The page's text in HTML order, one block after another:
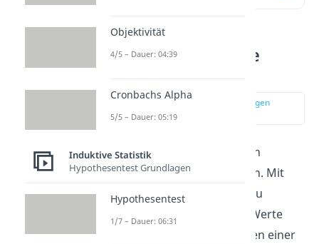
Regressionsanalyse
einfach erklärt
zur Stelle im Video springen
(00:13)
DieRegressionsanalyse
ist ein
statistisches Analyseverfahren. Mit
Hilfe der Regression kannst du
untersuchen, wie gut du die Werte
einer Variablen mit den Werten einer
Objektivität
4/5 – Dauer: 04:39
Cronbachs Alpha
5/5 – Dauer: 05:19
Induktive Statistik
Hypothesentest Grundlagen
Hypothesentest
1/7 – Dauer: 06:31